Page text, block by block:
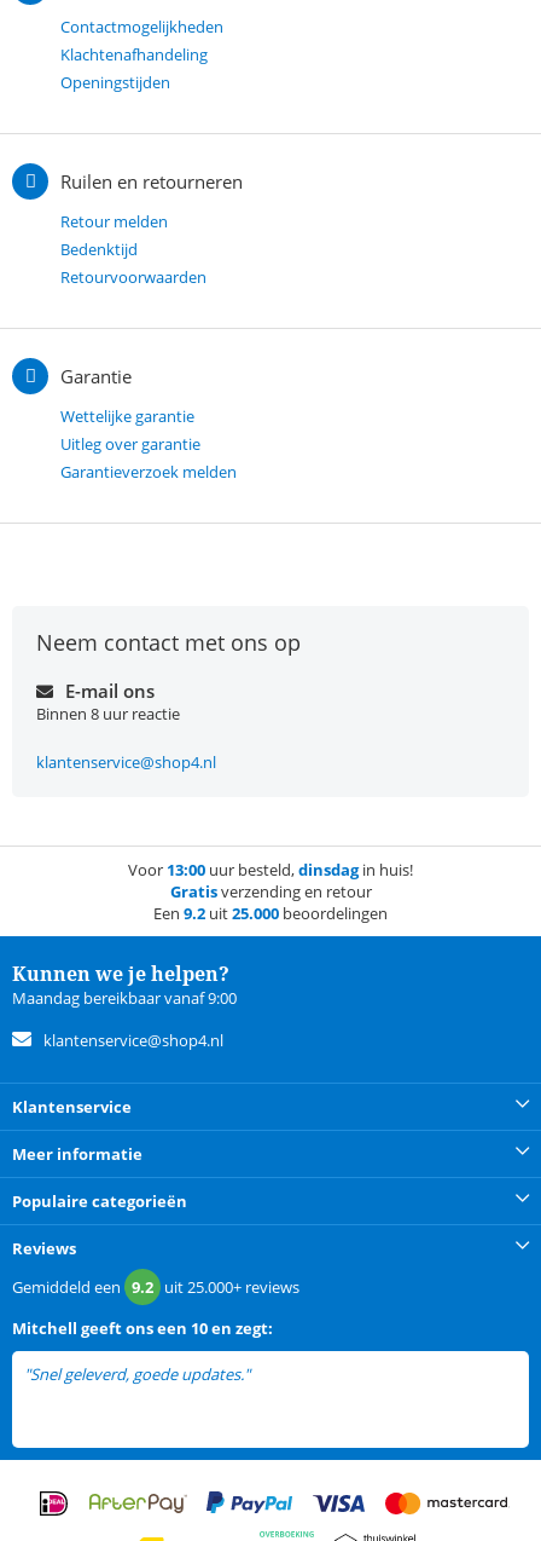
Contactmogelijkheden
Klachtenafhandeling
Openingstijden
Ruilen en retourneren
Retour melden
Bedenktijd
Retourvoorwaarden
Garantie
Wettelijke garantie
Uitleg over garantie
Garantieverzoek melden
Neem contact met ons op
E-mail ons
Binnen 8 uur reactie
klantenservice@shop4.nl
Voor 13:00 uur besteld,dinsdagin huis!
Gratisverzending en retour
Een 9.2 uit25.000 beoordelingen
Kunnen we je helpen?
Maandag bereikbaar vanaf 9:00
klantenservice@shop4.nl
Klantenservice
Meer informatie
Populaire categorieën
Reviews
Gemiddeld een 9.2 uit25.000+ reviews
Mitchell geeft ons een 10 en zegt:
"Snel geleverd, goede updates."